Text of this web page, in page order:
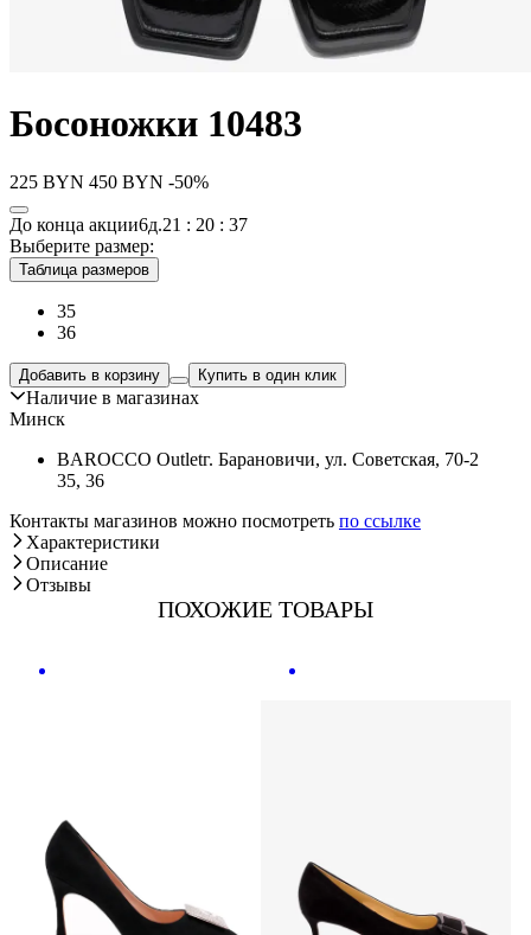
Босоножки 10483
225 BYN 450 BYN -50%
До конца акции6д.21 : 20 : 37
Выберите размер:
Таблица размеров
35
36
Добавить в корзину Купить в один клик
Наличие в магазинах
Минск
BAROCCO Outletг. Барановичи, ул. Советская, 70-2
35, 36
Контакты магазинов можно посмотреть по ссылке
Характеристики
Описание
Отзывы
ПОХОЖИЕ ТОВАРЫ